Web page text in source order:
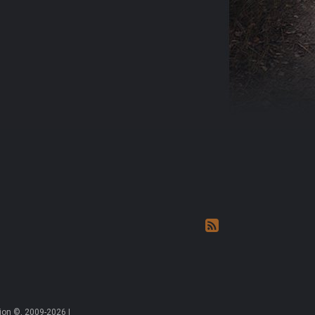
©, 2009-2026 |